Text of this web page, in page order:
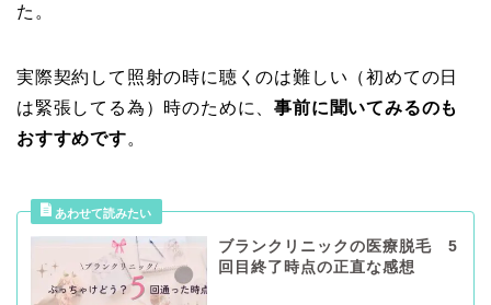
た。
実際契約して照射の時に聴くのは難しい（初めての日
は緊張してる為）時のために、事前に聞いてみるのも
おすすめです。
ブランクリニックの医療脱毛 5
回目終了時点の正直な感想